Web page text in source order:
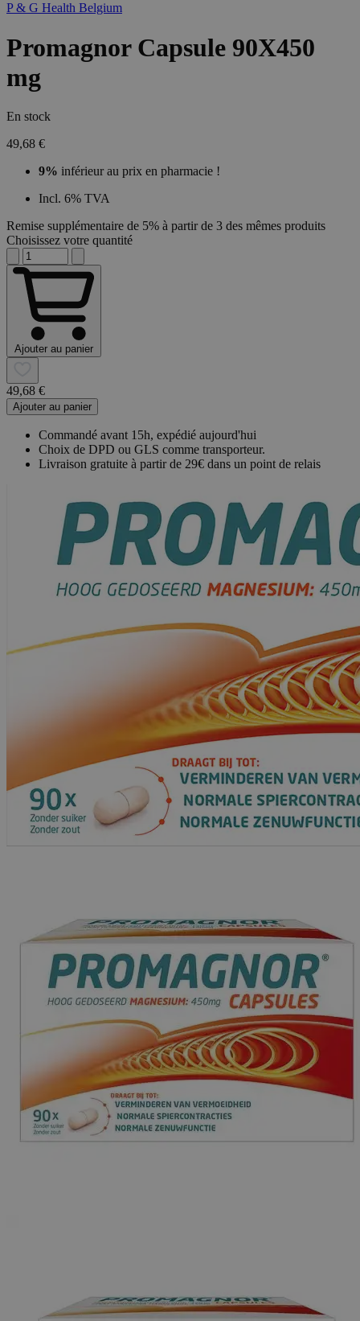
P & G Health Belgium
Promagnor Capsule 90X450
mg
En stock
49,68 €
9% inférieur au prix en pharmacie !
Incl. 6% TVA
Remise supplémentaire de 5% à partir de 3 des mêmes produits
Choisissez votre quantité
Ajouter au panier
49,68 €
Ajouter au panier
Commandé avant 15h, expédié aujourd'hui
Choix de DPD ou GLS comme transporteur.
Livraison gratuite à partir de 29€ dans un point de relais